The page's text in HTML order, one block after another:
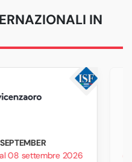
IN
08 settembre 2026